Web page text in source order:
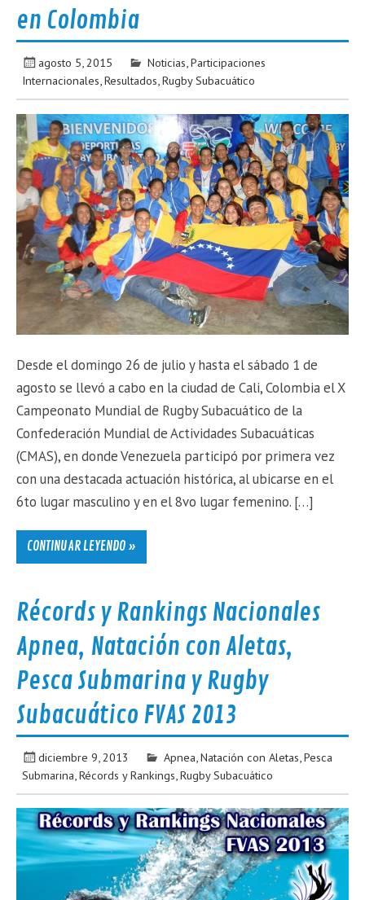
en Colombia
agosto 5, 2015 Noticias,Participaciones
Internacionales,Resultados,Rugby Subacuático
Desde el domingo 26 de julio y hasta el sábado 1 de
agosto se llevó a cabo en la ciudad de Cali, Colombia el X
Campeonato Mundial de Rugby Subacuático de la
Confederación Mundial de Actividades Subacuáticas
(CMAS), en donde Venezuela participó por primera vez
con una destacada actuación histórica, al ubicarse en el
6to lugar masculino y en el 8vo lugar femenino. […]
CONTINUAR LEYENDO »
Récords y Rankings Nacionales
Apnea, Natación con Aletas,
Pesca Submarina y Rugby
Subacuático FVAS 2013
diciembre 9, 2013 Apnea,Natación con Aletas,Pesca
Submarina,Récords y Rankings,Rugby Subacuático